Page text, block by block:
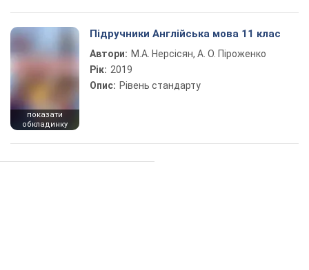
показати
обкладинку
Підручники Англійська мова 11 клас
Автори: М.А. Нерсісян, А. О. Піроженко
Рік: 2019
Опис: Рівень стандарту